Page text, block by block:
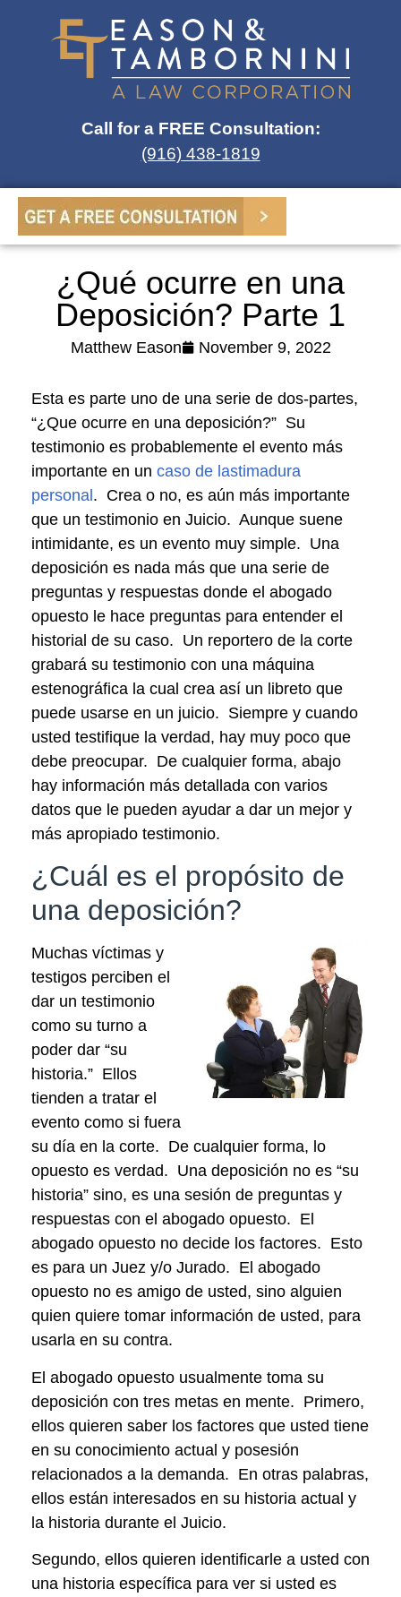
Call for a FREE Consultation:
(916) 438-1819
¿Qué ocurre en una
Deposición? Parte 1
Matthew Eason November 9, 2022
Esta es parte uno de una serie de dos-partes,
“¿Que ocurre en una deposición?” Su
testimonio es probablemente el evento más
importante en un caso de lastimadura
personal. Crea o no, es aún más importante
que un testimonio en Juicio. Aunque suene
intimidante, es un evento muy simple. Una
deposición es nada más que una serie de
preguntas y respuestas donde el abogado
opuesto le hace preguntas para entender el
historial de su caso. Un reportero de la corte
grabará su testimonio con una máquina
estenográfica la cual crea así un libreto que
puede usarse en un juicio. Siempre y cuando
usted testifique la verdad, hay muy poco que
debe preocupar. De cualquier forma, abajo
hay información más detallada con varios
datos que le pueden ayudar a dar un mejor y
más apropiado testimonio.
¿Cuál es el propósito de
una deposición?
Muchas víctimas y
testigos perciben el
dar un testimonio
como su turno a
poder dar “su
historia.” Ellos
tienden a tratar el
evento como si fuera
su día en la corte. De cualquier forma, lo
opuesto es verdad. Una deposición no es “su
historia” sino, es una sesión de preguntas y
respuestas con el abogado opuesto. El
abogado opuesto no decide los factores. Esto
es para un Juez y/o Jurado. El abogado
opuesto no es amigo de usted, sino alguien
quien quiere tomar información de usted, para
usarla en su contra.
El abogado opuesto usualmente toma su
deposición con tres metas en mente. Primero,
ellos quieren saber los factores que usted tiene
en su conocimiento actual y posesión
relacionados a la demanda. En otras palabras,
ellos están interesados en su historia actual y
la historia durante el Juicio.
Segundo, ellos quieren identificarle a usted con
una historia específica para ver si usted es